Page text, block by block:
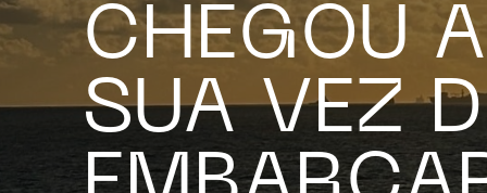
CHEGOU A
SUA VEZ